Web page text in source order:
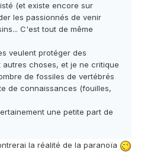
(et existe encore sur
les passionnés de venir
C'est tout de même
veulent protéger des
choses, et je ne critique
de fossiles de vertébrés
de connaissances (fouilles,
une petite part de
la réalité de la paranoïa